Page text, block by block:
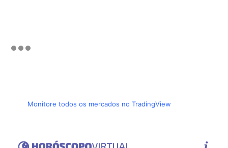
Monitore todos os mercados no TradingView